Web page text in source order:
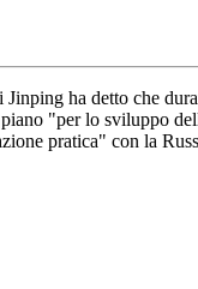
ha detto che
"per lo sviluppo
pratica" con la